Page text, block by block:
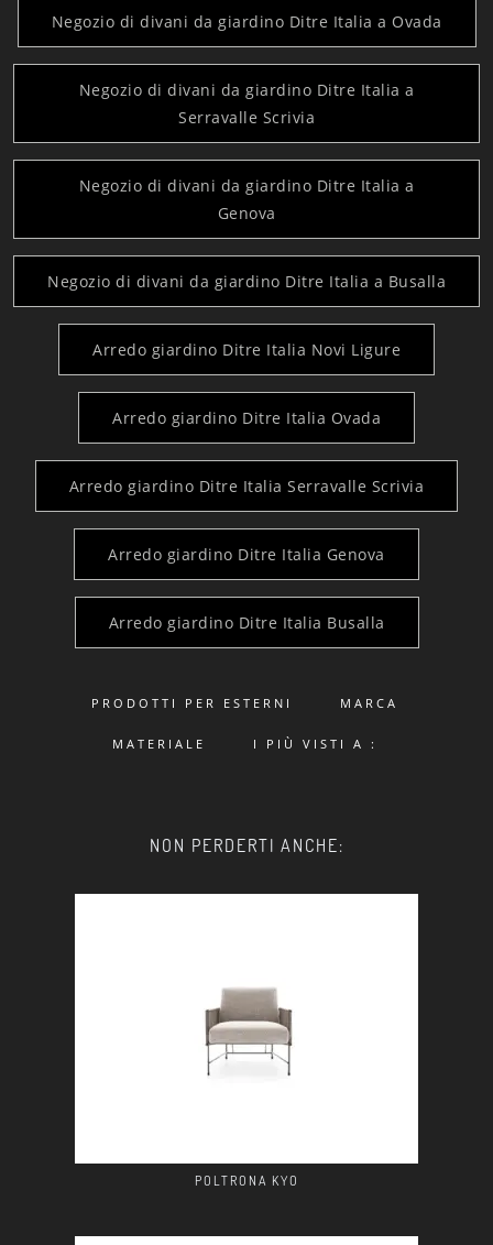
Negozio di divani da giardino Ditre Italia a Ovada
Negozio di divani da giardino Ditre Italia a
Serravalle Scrivia
Negozio di divani da giardino Ditre Italia a
Genova
Negozio di divani da giardino Ditre Italia a Busalla
Arredo giardino Ditre Italia Novi Ligure
Arredo giardino Ditre Italia Ovada
Arredo giardino Ditre Italia Serravalle Scrivia
Arredo giardino Ditre Italia Genova
Arredo giardino Ditre Italia Busalla
PRODOTTI PER ESTERNI MARCA
MATERIALE I PIÙ VISTI A :
NON PERDERTI ANCHE:
POLTRONA KYO